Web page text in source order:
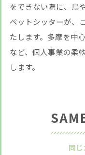
をできない際に、鳥
ペットシッターが、
たします。多摩を中
など、個人事業の柔
します。
同